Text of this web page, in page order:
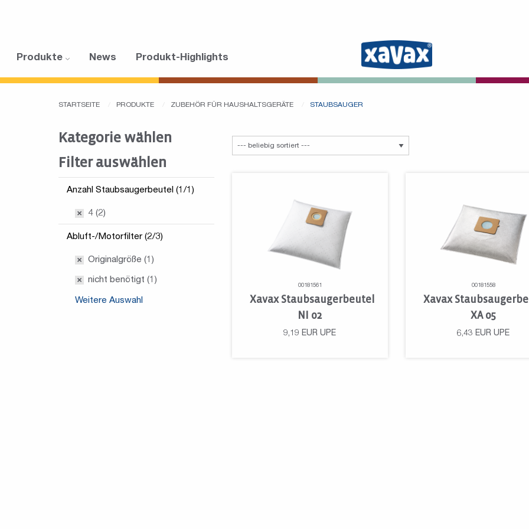
Produkte News Produkt-Highlights
STARTSEITE PRODUKTE ZUBEHÖR FÜR HAUSHALTSGERÄTE STAUBSAUGER
Kategorie wählen
Filter auswählen
Anzahl Staubsaugerbeutel (1/1)
4 (2)
Abluft-/Motorfilter (2/3)
Originalgröße (1)
nicht benötigt (1)
Weitere Auswahl
00181561
Xavax Staubsaugerbeutel
NI 02
9,19 EUR UPE
00181558
Xavax
XA 05
6,43 EUR UPE